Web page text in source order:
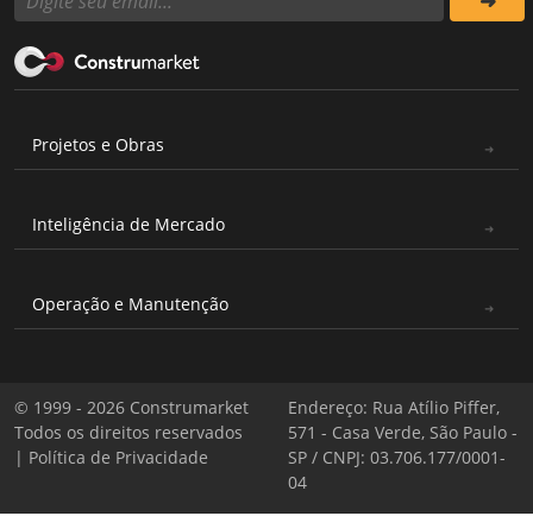
Projetos e Obras
Inteligência de Mercado
Operação e Manutenção
© 1999 - 2026 Construmarket
Todos os direitos reservados
| Política de Privacidade
Endereço: Rua Atílio Piffer,
571 - Casa Verde, São Paulo -
SP / CNPJ: 03.706.177/0001-
04